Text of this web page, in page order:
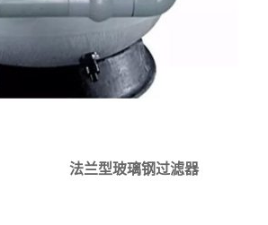
法兰型玻璃钢过滤器